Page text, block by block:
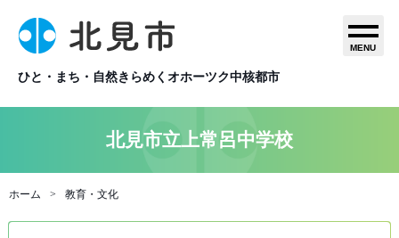
ひと・まち・自然きらめくオホーツク中核都市
MENU
北見市立上常呂中学校
ホーム 教育・文化